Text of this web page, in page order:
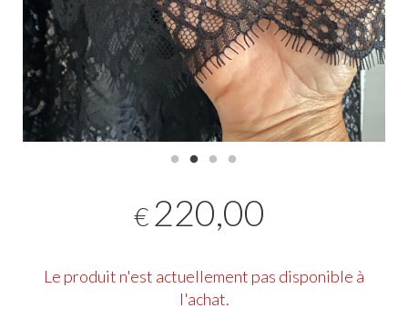
€ 220,00
Le produit n'est actuellement pas disponible à
l'achat.